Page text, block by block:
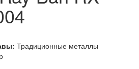
Традиционные металлы